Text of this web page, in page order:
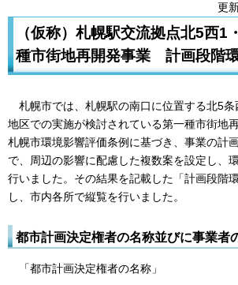
更
（仮称）札幌駅交流拠点北5西1
種市街地再開発事業 計画段階
札幌市では、札幌駅の南口に位置する北5条
地区での実施が検討されている第一種市街地
札幌市環境影響評価条例に基づき、事業の計
で、周辺の影響に配慮した複数案を設定し、
行いました。その結果を記載した「計画段階
し、市内各所で縦覧を行いました。
都市計画決定権者の名称並びに事業者
「都市計画決定権者の名称」